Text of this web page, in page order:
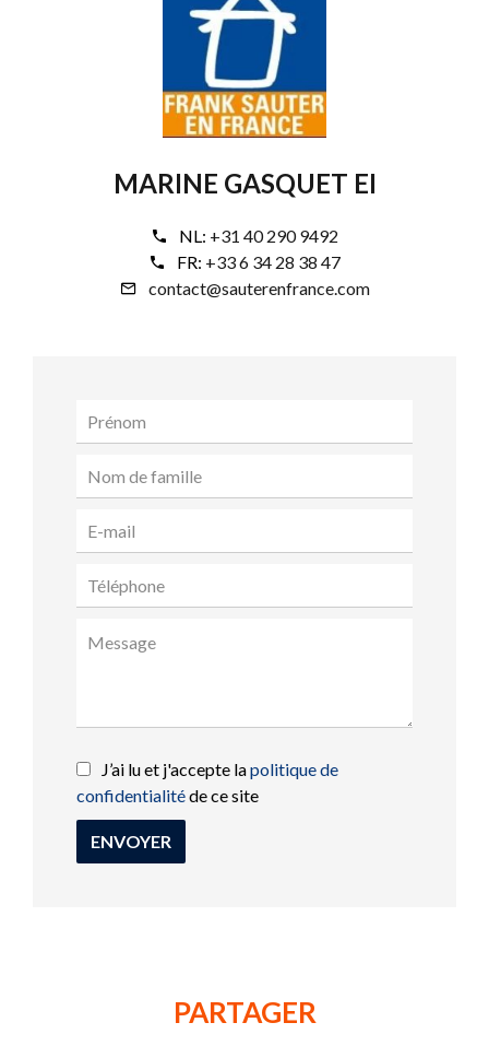
MARINE GASQUET EI
NL: +31 40 290 9492
FR: +33 6 34 28 38 47
contact@sauterenfrance.com
J’ai lu et j'accepte lapolitique de
confidentialitéde ce site
ENVOYER
PARTAGER